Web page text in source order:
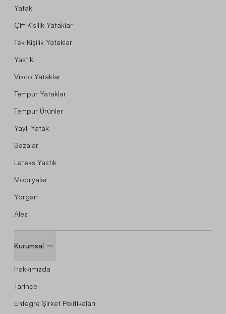
Yatak
Çift Kişilik Yataklar
Tek Kişilik Yataklar
Yastık
Visco Yataklar
Tempur Yataklar
Tempur Ürünler
Yaylı Yatak
Bazalar
Lateks Yastık
Mobilyalar
Yorgan
Alez
Kurumsal
Hakkımızda
Tarihçe
Entegre Şirket Politikaları